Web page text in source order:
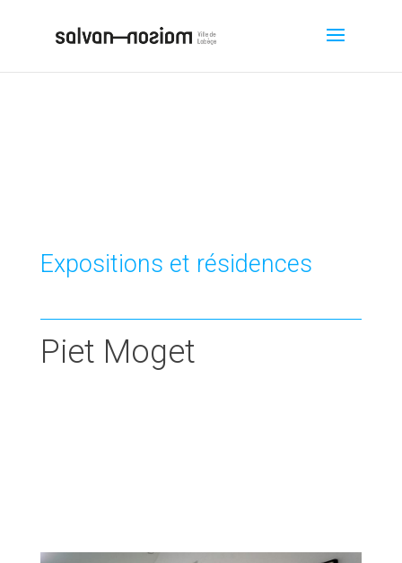
Expositions et résidences
Piet Moget